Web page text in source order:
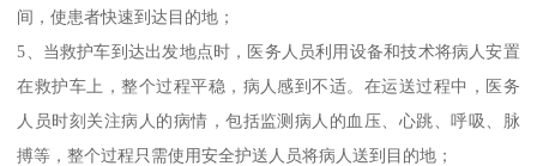
间，使患者快速到达目的地；
5、当救护车到达出发地点时，医务人员利用设备和技术将病人安置
在救护车上，整个过程平稳，病人感到不适。在运送过程中，医务
人员时刻关注病人的病情，包括监测病人的血压、心跳、呼吸、脉
搏等，整个过程只需使用安全护送人员将病人送到目的地；